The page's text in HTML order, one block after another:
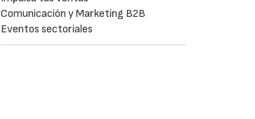
Comunicación y Marketing B2B
Eventos sectoriales